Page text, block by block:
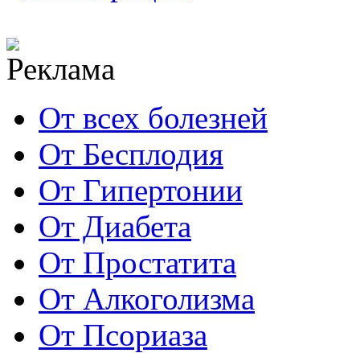
От всех болезней
От Бесплодия
От Гипертонии
От Диабета
От Простатита
От Алкоголизма
От Псориаза